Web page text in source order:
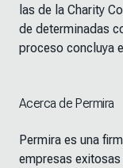
las de la Charity
de determinadas
proceso concluya
Acerca de Permira
Permira es una
empresas